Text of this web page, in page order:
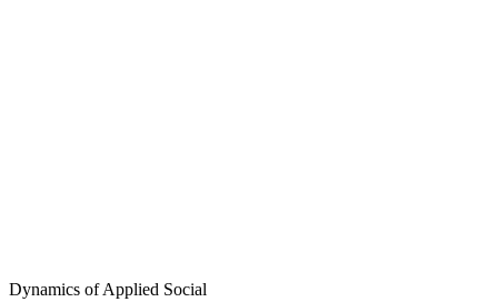
Dynamics of Applied Social